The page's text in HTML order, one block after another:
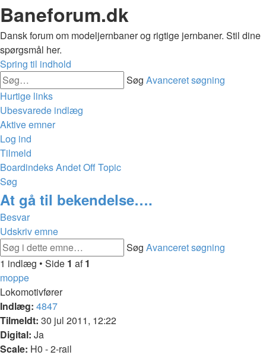
Baneforum.dk
Dansk forum om modeljernbaner og rigtige jernbaner. Stil dine
spørgsmål her.
Spring til indhold
Søg Avanceret søgning
Hurtige links
Ubesvarede indlæg
Aktive emner
Log ind
Tilmeld
BoardindeksAndetOff Topic
Søg
At gå til bekendelse….
Besvar
Udskriv emne
Søg Avanceret søgning
1 indlæg • Side 1 af1
moppe
Lokomotivfører
Indlæg: 4847
Tilmeldt: 30 jul 2011, 12:22
Digital: Ja
Scale: H0 - 2-rail